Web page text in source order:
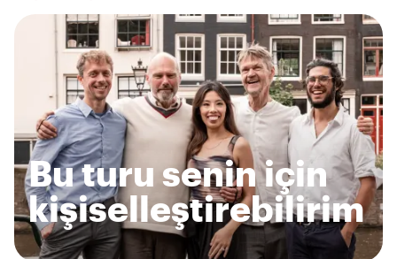
Bu turu senin için
kişiselleştirebilirim